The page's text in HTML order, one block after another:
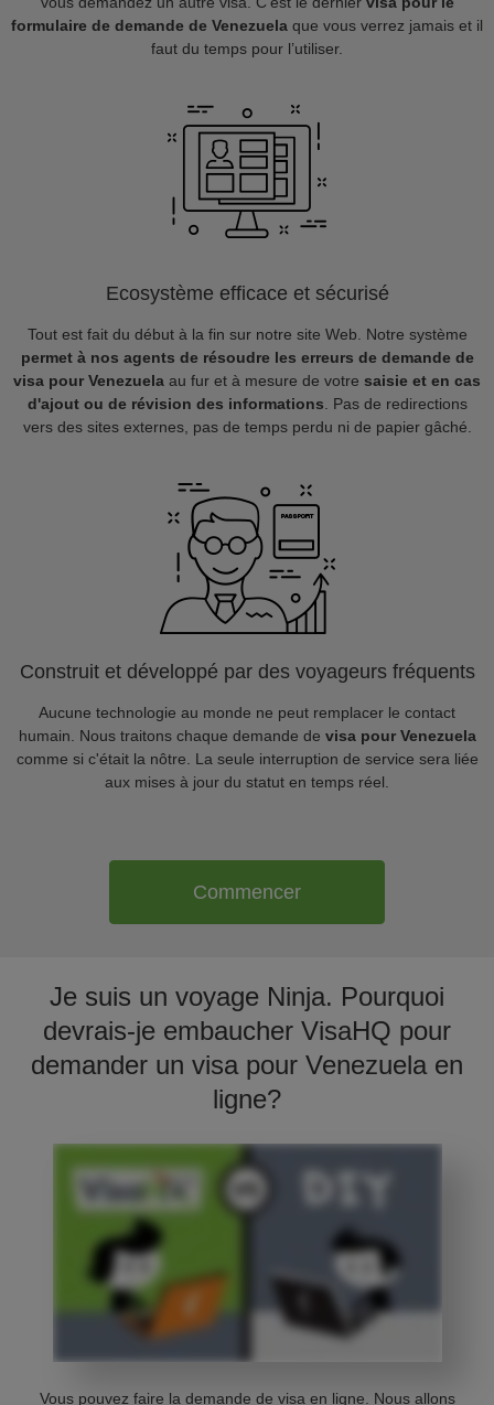
formulaire de demande de Venezuela que vous verrez jamais et il
faut du temps pour l’utiliser.
Ecosystème efficace et sécurisé
Tout est fait du début à la fin sur notre site Web. Notre système
permet à nos agents de résoudre les erreurs de demande de
visa pour Venezuela au fur et à mesure de votre saisie et en cas
d'ajout ou de révision des informations . Pas de redirections
vers des sites externes, pas de temps perdu ni de papier gâché.
Construit et développé par des voyageurs fréquents
Aucune technologie au monde ne peut remplacer le contact
humain. Nous traitons chaque demande de visa pour Venezuela
comme si c'était la nôtre. La seule interruption de service sera liée
aux mises à jour du statut en temps réel.
Commencer
Je suis un voyage Ninja. Pourquoi
devrais-je embaucher VisaHQ pour
demander un visa pour Venezuela en
ligne?
Vous pouvez faire la demande de visa en ligne. Nous allons